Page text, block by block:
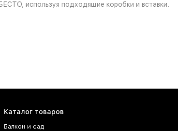
используя подходящие коробки и вставки.
Каталог товаров
Балкон и сад